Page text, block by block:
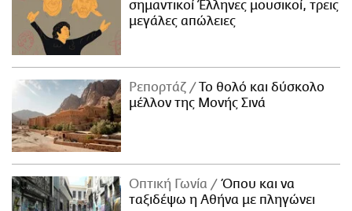
σημαντικοί Έλληνες μουσικοί, τρεις
μεγάλες απώλειες
Ρεπορτάζ
Το θολό και δύσκολο
μέλλον της Μονής Σινά
Οπτική Γωνία
Όπου και να
ταξιδέψω η Αθήνα με πληγώνει